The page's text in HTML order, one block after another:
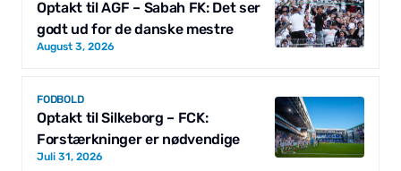
Optakt til AGF – Sabah FK: Det ser
godt ud for de danske mestre
August 3, 2026
FODBOLD
Optakt til Silkeborg – FCK:
Forstærkninger er nødvendige
Juli 31, 2026